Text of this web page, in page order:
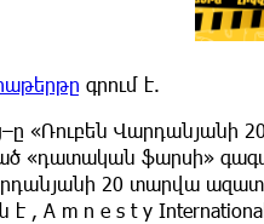
գրում է.
«Ռուբեն
«դատական ֆարսի»
20 տարվա
է , A m n e s t y